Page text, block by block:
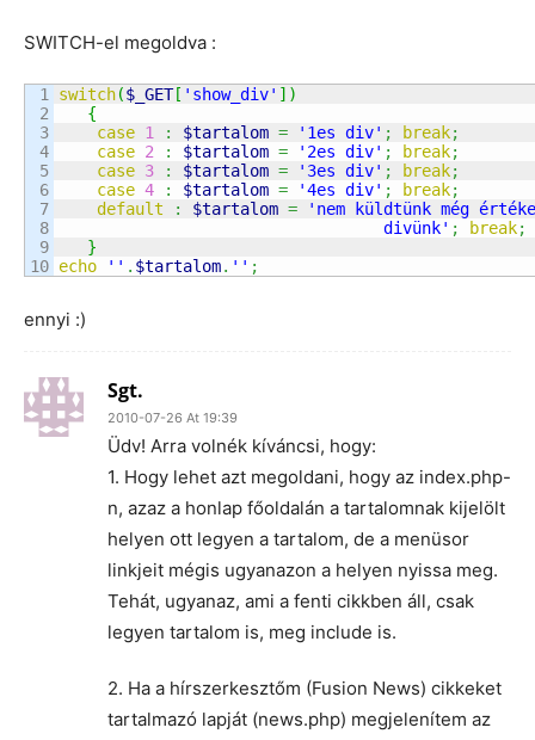
SWITCH-el megoldva :
1
2
3
4
5
6
7
8
9
switch($_GET[ 'show_div' ] )
{
case 1 : $tartalom = '1es div' ; break;
case 2 : $tartalom = '2es div' ; break;
case 3 : $tartalom = '3es div' ; break;
case 4 : $tartalom = '4es div' ; break;
default
: $tartalom =
'nem küldtünk még
                                  divünk'
; break;
}
echo
'' . $tartalom. '' ;
ennyi :)
Sgt.
2010-07-26 At 19:39
Üdv! Arra volnék kíváncsi, hogy:
1. Hogy lehet azt megoldani, hogy az index.php-
n, azaz a honlap főoldalán a tartalomnak kijelölt
helyen ott legyen a tartalom, de a menüsor
linkjeit mégis ugyanazon a helyen nyissa meg.
Tehát, ugyanaz, ami a fenti cikkben áll, csak
legyen tartalom is, meg include is.
2. Ha a hírszerkesztőm (Fusion News) cikkeket
tartalmazó lapját (news.php) megjelenítem az